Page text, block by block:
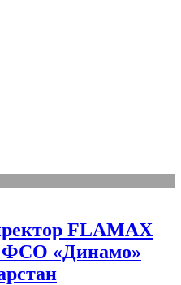
FLAMAX
ФСО «Динамо»